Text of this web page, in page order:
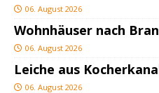
06. August 2026
Wohnhäuser nach
06. August 2026
Leiche aus
06. August 2026